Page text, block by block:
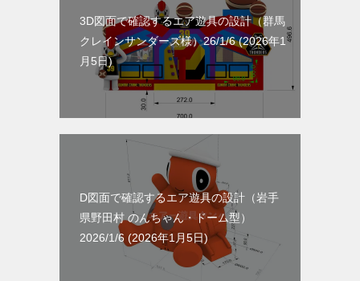
3D図面で確認するエア遊具の設計（群馬
クレインサンダーズ様）26/1/6 2026年1
月5日
D図面で確認するエア遊具の設計（岩手
県野田村 のんちゃん・ドーム型）
2026/1/6
2026年1月5日